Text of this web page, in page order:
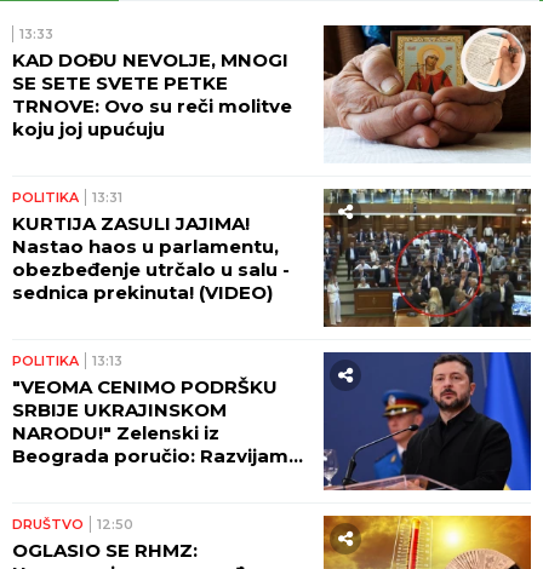
13:33
KAD DOĐU NEVOLJE, MNOGI
SE SETE SVETE PETKE
TRNOVE: Ovo su reči molitve
koju joj upućuju
POLITIKA 13:31
KURTIJA ZASULI JAJIMA!
Nastao haos u parlamentu,
obezbeđenje utrčalo u salu -
sednica prekinuta! (VIDEO)
POLITIKA 13:13
"VEOMA CENIMO PODRŠKU
SRBIJE UKRAJINSKOM
NARODU!" Zelenski iz
Beograda poručio: Razvijamo
DRUŠTVO 12:50
OGLASIO SE RHMZ: